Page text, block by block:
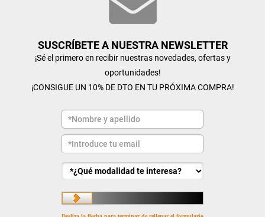
SUSCRÍBETE A NUESTRA NEWSLETTER
¡Sé el primero en recibir nuestras novedades, ofertas y
oportunidades!
¡CONSIGUE UN 10% DE DTO EN TU PRÓXIMA COMPRA!